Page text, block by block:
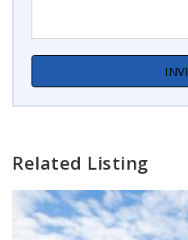
Related Listing